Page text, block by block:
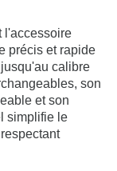
l'accessoire
précis et rapide
calibre
son
et son
simplifie le